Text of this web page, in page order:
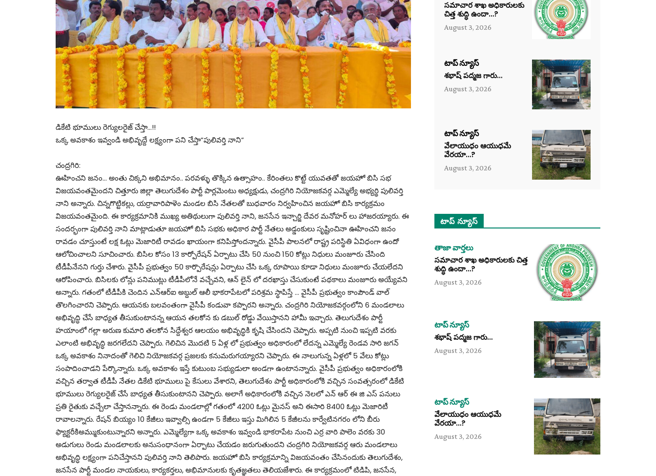
డికేటి భూములు రెగ్యులరైజ్ చేస్తా‌…!!
ఒక్క అవకాశం ఇవ్వండి అభివృద్దే లక్ష్యంగా పని చేస్తా”పులివర్తి నాని”
చంద్రగిరి:
ఊహించని జనం… అంతు చిక్కని అభిమానం‌.. పరవళ్ళు తొక్కిన ఉత్సాహం.. కేరింతలు కొట్టే యువతతో జయహో బిసి సభ
విజయవంతమైందని చిత్తూరు జిల్లా తెలుగుదేశం పార్టీ పార్లమెంటు అధ్యక్షుడు, చంద్రగిరి నియోజకవర్గ ఎమ్మెల్యే అభ్యర్థి పులివర్తి
నాని అన్నారు. చిన్నగొట్టికల్లు, యర్రావారిపాళెం మండల బిసి నేతలతో బుధవారం నిర్వహించిన జయహో బిసి కార్యక్రమం
విజయవంతమైంది. ఈ కార్యక్రమానికి ముఖ్య అతిథులుగా పులివర్తి నాని, జనసేన ఇన్చార్జి దేవర మనోహర్ లు హాజరయ్యారు. ఈ
సందర్భంగా పులివర్తి నాని మాట్లాడుతూ జయహో బిసి సభకు అధికార పార్టీ నేతలు అడ్డంకులు సృష్టించినా ఊహించని జనం
రావడం చూస్తుంటే లక్ష ఓట్లు మెజారిటీ రావడం ఖాయంగా కనిపిస్తోందన్నారు. వైసీపీ పాలనలో రాష్ట్ర పరిస్థితి ఏవిధంగా ఉందో
ఆలోచించాలని సూచించారు. బిసిల కోసం 13 కార్పోరేషన్ ఏర్పాటు చేసి 50 నుంచి 150 కోట్లు నిధులు మంజూరు చేసింది
టీడీపీనేనని గుర్తు చేశారు. వైసీపీ ప్రభుత్వం 50 కార్పొరేషన్లు ఏర్పాటు చేసి ఒక్క రూపాయి కూడా నిధులు మంజూరు చేయలేదని
ఆరోపించారు. బిసిలకు లోన్లు పనిముట్లు టీడీపీలోనే వచ్చేవని, ఆన్ లైన్ లో దరఖాస్తు చేసుకుంటే పథకాలు మంజూరు అయ్యేవని
అన్నారు. గతంలో టీడీపీకి చెందిన ఎన్ఆర్ఐ అబ్దుల్ ఆలీ భాకరాపేటలో పరిశ్రమ స్థాపిస్తే … వైసీపీ ప్రభుత్వం కాంపౌండ్ వాల్
తొలగించారని చెప్పారు. ఆయనకు బలవంతంగా వైసీపీ కండువా కప్పారని అన్నారు. చంద్రగిరి నియోజకవర్గంలోని 6 మండలాలు
అభివృద్ధి చేసే బాధ్యత తీసుకుంటానన్న ఆయన తలకోన కు డబుల్ రోడ్డు వేయిస్తానని హామీ ఇచ్చారు. తెలుగుదేశం పార్టీ
హయాంలో గల్లా అరుణ కుమారి తలకోన సిద్దేశ్వర ఆలయం అభివృద్ధికి కృషి చేసిందని చెప్పారు. అప్పటి నుంచి ఇప్పటి వరకు
ఎలాంటి అభివృద్ధి జరగలేదని చెప్పారు. గెలిచిన మొదటి 5 ఏళ్ల లో ప్రభుత్వం అధికారంలో లేదన్న ఎమ్మెల్యే రెండవ సారి జగన్
ఒక్క అవకాశం నినాదంతో గెలిచి నియోజకవర్గ ప్రజలకు కనుమరుగయ్యారని చెప్పారు. ఈ నాలుగున్న ఏళ్లలో 5 వేలు కోట్లు
సంపాదించాడని పేర్కొన్నారు. ఒక్క అవకాశం ఇస్తే కుటుంబ సభ్యుడులా అండగా ఉంటానన్నారు. వైసీపీ ప్రభుత్వం అధికారంలోకి
వచ్చిన తర్వాత టీడీపీ నేతల డికేటి భూములు పై కేసులు వేశారని, తెలుగుదేశం పార్టీ అధికారంలోకి వచ్చిన సంవత్సరంలో డికేటి
భూములు రెగ్యులరైజ్ చేసే బాధ్యత తీసుకుంటానని చెప్పారు. అలాగే అధికారంలోకి వచ్చిన నెలలో ఎన్ ఆర్ ఈ జి ఎస్ పనులు
ప్రతి రైతుకు వచ్చేలా చేస్తానన్నారు. ఈ రెండు మండలాల్లో గతంలో 4200 ఓట్లు మైనస్ అని ఈసారి 8400 ఓట్లు మెజారిటీ
రావాలన్నారు. రేషన్ బియ్యం 10 కేజీలు ఇవ్వాల్సి ఉండగా 5 కేజీలు ఇస్తు మిగిలిన 5 కేజీలను కార్వేటినగరం లోని బీరు
ఫ్యాక్టరీకిఅమ్ముకుంటున్నారని అన్నారు. ఎమ్మెల్యేగా ఒక్క అవకాశం ఇవ్వండి భాకరాపేట నుంచి ఎర్ర వారి పాలెం వరకు 30
అడుగులు రెండు మండలాలకు అనుసంధానంగా ఏర్పాటు చేయడం జరుగుతుందని చంద్రగిరి నియోజకవర్గ ఆరు మండలాలు
అభివృద్ధి లక్ష్యంగా పనిచేస్తానని పులివర్తి నాని తెలిపారు. జయహో బిసి కార్యక్రమాన్ని విజయవంతం చేసినందుకు తెలుగుదేశం,
జనసేన పార్టీ మండల నాయకులు, కార్యకర్తలు, అభిమానులకు కృతజ్ఞతలు తెలియజేశారు. ఈ కార్యక్రమంలో టిడిపి, జనసేన,
సమాచార శాఖ అధికారులకు
చిత్త శుద్ధి ఉందా…?
August 3, 2026
టాప్ న్యూస్
శభాష్ పద్మజ గారు…
August 3, 2026
టాప్ న్యూస్
వేలాయుధం ఆయుధమే
వేరయా…?
August 3, 2026
టాప్ న్యూస్
తాజా వార్తలు
సమాచార శాఖ అధికారులకు చిత్త
శుద్ధి ఉందా…?
August 3, 2026
టాప్ న్యూస్
శభాష్ పద్మజ గారు…
August 3, 2026
టాప్ న్యూస్
వేలాయుధం ఆయుధమే
వేరయా…?
August 3, 2026